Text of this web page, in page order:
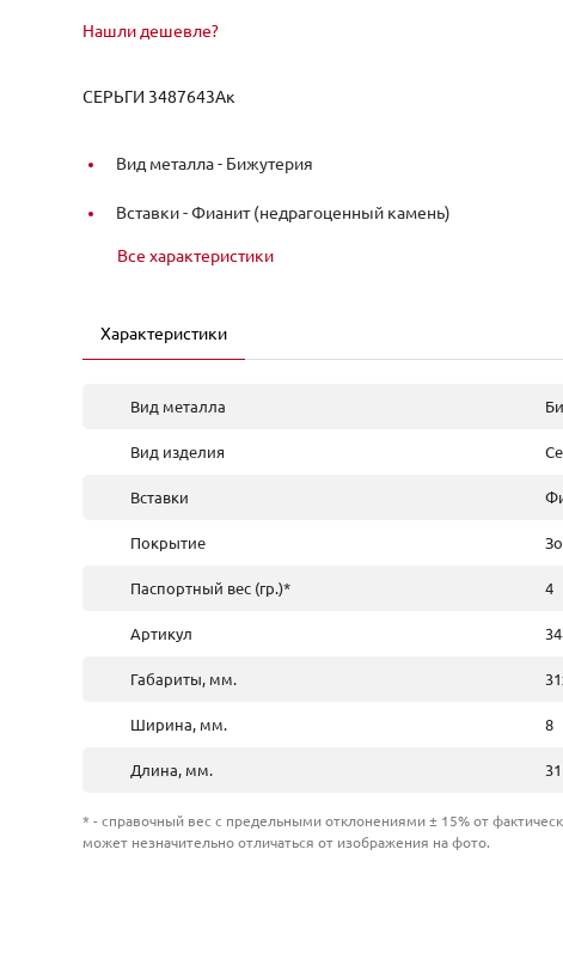
Нашли дешевле?
СЕРЬГИ 3487643Ак
Вид металла - Бижутерия
Вставки -Фианит (недрагоценный камень)
Все характеристики
Характеристики
Вид металла
Вид изделия
Вставки
Покрытие
Паспортный вес (гр.)* 4
Артикул
Габариты, мм.
Ширина, мм. 8
Длина, мм. 31
* - справочный вес с предельными отклонениями ± 15% от
может незначительно отличаться от изображения на фото.